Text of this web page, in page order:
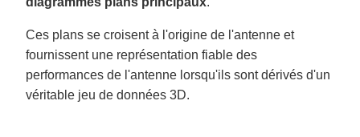
Ces plans se croisent à l'origine de l'antenne et
fournissent une représentation fiable des
performances de l'antenne lorsqu'ils sont dérivés d'un
véritable jeu de données 3D.